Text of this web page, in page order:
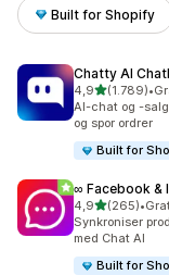
Built for Shopify
Chatty AI
4,9ud af 5
(1.789)
1789 •
AI-chat og -
og spor ordrer
Built for
∞ Facebook &
4,9ud af 5
(265)
265 •
Synkroniser
med Chat AI
Built for